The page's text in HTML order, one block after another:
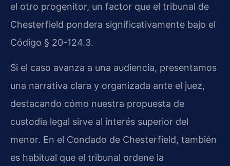
el otro progenitor, un factor que el tribunal de
Chesterfield pondera significativamente bajo el
Código § 20-124.3.
Si el caso avanza a una audiencia, presentamos
una narrativa clara y organizada ante el juez,
destacando cómo nuestra propuesta de
custodia legal sirve al interés superior del
menor. En el Condado de Chesterfield, también
es habitual que el tribunal ordene la